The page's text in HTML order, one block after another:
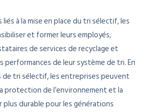
à la mise en place du tri sélectif, les
et former leurs employés,
de services de recyclage et
performances de leur système de tri. En
tri sélectif, les entreprises peuvent
protection de l’environnement et la
durable pour les générations